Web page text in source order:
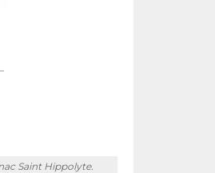
Saint Hippolyte.